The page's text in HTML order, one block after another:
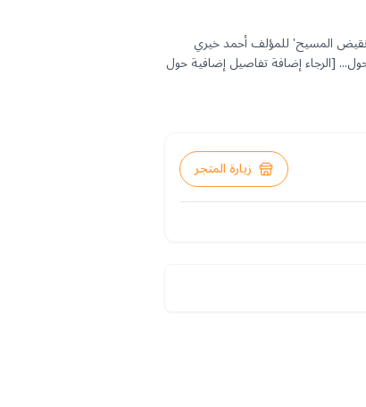
المسيح' للمؤلف أحمد خيري
[الرجاء إضافة تفاصيل إضافية حول
زيارة المتجر